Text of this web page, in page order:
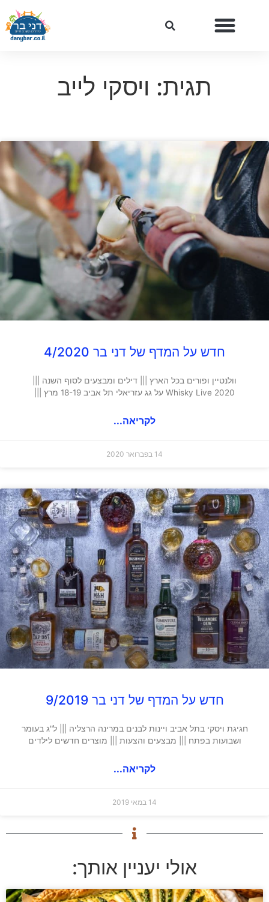
תגית: ויסקי לייב
חדש על המדף של דני בר 4/2020
וולנטיין ופורים בכל הארץ ||| דילים ומבצעים לסוף השנה |||
Whisky Live 2020 על גג עזריאלי תל אביב 18-19 מרץ |||
לקריאה...
14 בפברואר 2020
חדש על המדף של דני בר 9/2019
חגיגת ויסקי בתל אביב ויינות לבנים במרינה הרצליה ||| ל"ג בעומר
ושבועות בפתח ||| מבצעים והצעות ||| מוצרים חדשים לילדים
לקריאה...
14 במאי 2019
אולי יעניין אותך: